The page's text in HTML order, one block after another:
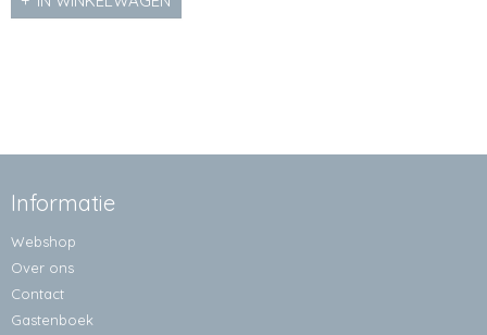
Informatie
Webshop
Over ons
Contact
Gastenboek